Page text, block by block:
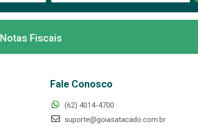
Notas Fiscais
Fale Conosco
(62) 4014-4700
suporte@goiasatacado.com.br